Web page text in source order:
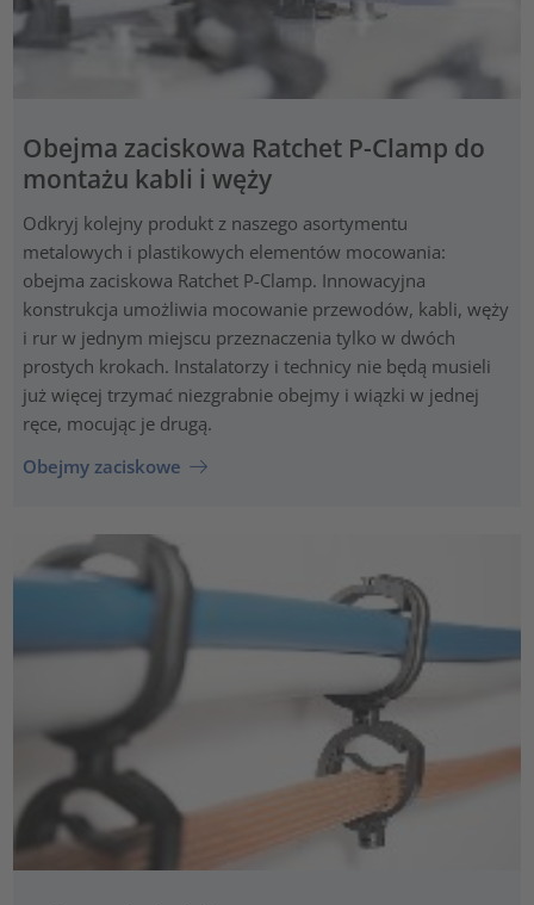
Obejma zaciskowa Ratchet P-Clamp do
montażu kabli i węży
Odkryj kolejny produkt z naszego asortymentu
metalowych i plastikowych elementów mocowania:
obejma zaciskowa Ratchet P-Clamp. Innowacyjna
konstrukcja umożliwia mocowanie przewodów, kabli, węży
i rur w jednym miejscu przeznaczenia tylko w dwóch
prostych krokach. Instalatorzy i technicy nie będą musieli
już więcej trzymać niezgrabnie obejmy i wiązki w jednej
ręce, mocując je drugą.
Obejmy zaciskowe